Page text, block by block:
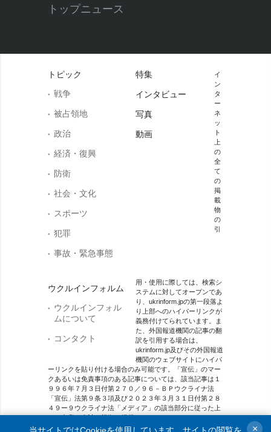
トップニュース
トピック
戦争
被占領地
政治
経済・復興
防衛
社会・文化
スポーツ
犯罪
事故・緊急事態
ウクルインフォルム
ウクルインフォル
ムについて
コンタクト
特集
インタビュー
写真
動画
イ
ン
タ
ー
ネ
ッ
ト
上
の
全
て
の
掲
載
物
の
引
用・使用に際しては、検索シ
ステムに対してオープンであ
り、ukrinform.jpの第一段落よ
り上部へのハイパーリンクが
義務付けてられています。ま
た、外国報道機関の記事の翻
訳を引用する場合は、
ukrinform.jp及びその外国報道
機関のウェブサイトにハイパ
ーリンクを貼り付ける場合のみ可能です。「宣伝」のマー
クあるいは免責事項のある記事については、該当記事は１
９９６年７月３日付第２７０／９６－ＢＰウクライナ法
「宣伝」法第９条３項及び２０２３年３月３１日付第２８
４９ー９ウクライナ法「メディア」の該当部分に従った上
で、合意／会計を根拠に掲載されています。
×